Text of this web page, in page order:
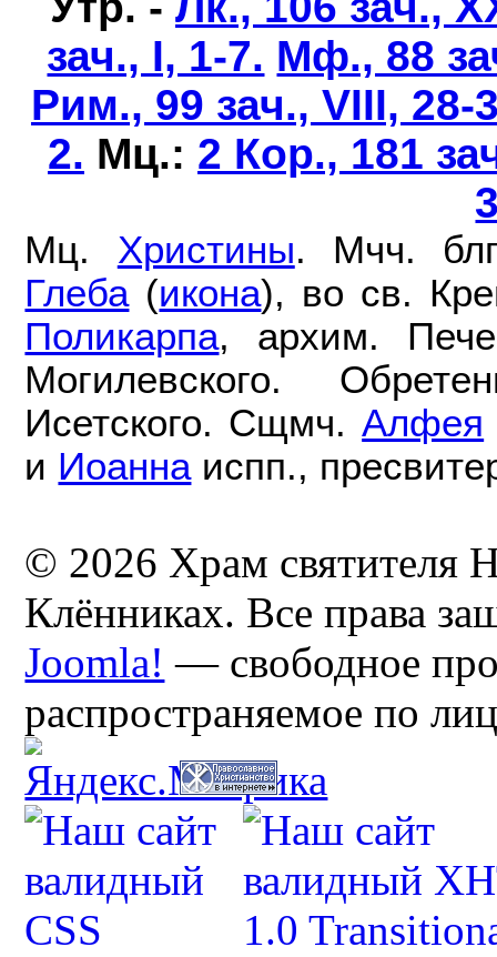
зач., I, 1-7. Мф., 88
Рим., 99 зач., VIII, 28-
2. Мц.: 2 Кор., 181
Мц. Христины. Мчч.
Глеба (икона), во св.
Поликарпа, архим.
Могилевского.
Исетского. Сщмч. Алфея
и Иоанна испп.,
© 2026 Храм святителя
Клённиках. Все права
Joomla! — свободное
распространяемое по